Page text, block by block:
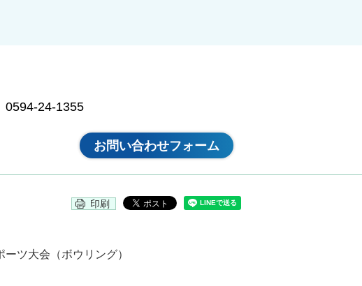
0594-24-1355
印刷
ツ大会（ボウリング）